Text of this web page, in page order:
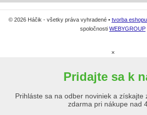
© 2026 Háčik - všetky práva vyhradené • tvorba
spoločnosti WEBYGROUP
×
Pridajte sa k
Prihláste sa na odber noviniek a získajte
zdarma pri nákupe nad